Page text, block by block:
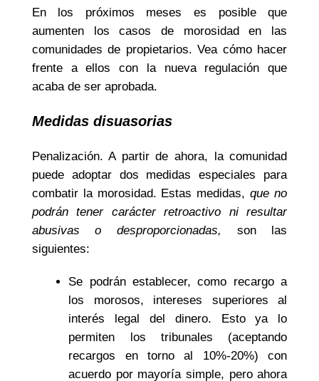
En los próximos meses es posible que
aumenten los casos de morosidad en las
comunidades de propietarios. Vea cómo hacer
frente a ellos con la nueva regulación que
acaba de ser aprobada.
Medidas disuasorias
Penalización. A partir de ahora, la comunidad
puede adoptar dos medidas especiales para
combatir la morosidad. Estas medidas,que no
podrán tener carácter retroactivo ni resultar
abusivas o desproporcionadas,
son las
siguientes:
Se podrán establecer, como recargo a
los morosos, intereses superiores al
interés legal del dinero. Esto ya lo
permiten los tribunales (aceptando
recargos en torno al 10%-20%) con
acuerdo por mayoría simple, pero ahora